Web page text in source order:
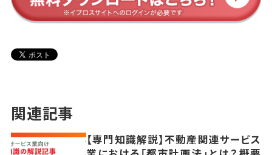
関連記事
【専門知識解説】不動産関連サービス